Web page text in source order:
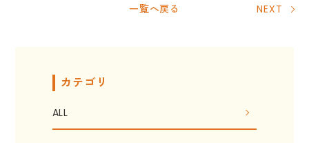
一覧へ戻る NEXT
カテゴリ
ALL